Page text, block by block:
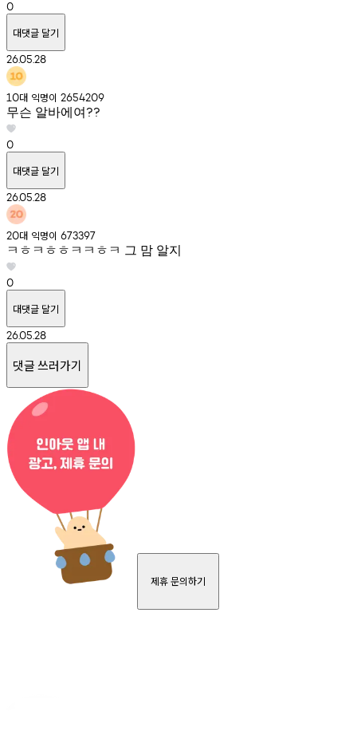
0
대댓글 달기
26.05.28
10대 익명이 2654209
무슨 알바에여??
0
대댓글 달기
26.05.28
20대 익명이 673397
ㅋㅎㅋㅎㅎㅋㅋㅎㅋ 그 맘 알지
0
대댓글 달기
26.05.28
댓글 쓰러가기
제휴 문의하기